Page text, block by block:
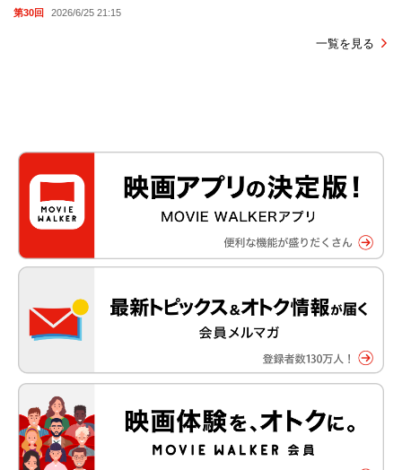
第30回 2026/6/25 21:15
一覧を見る